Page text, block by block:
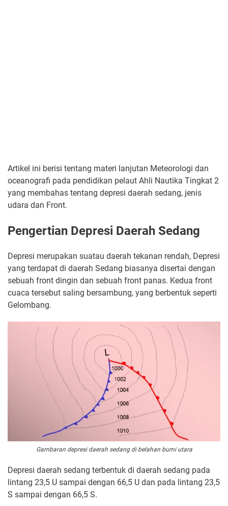
Artikel ini berisi tentang materi lanjutan Meteorologi dan
oceanografi pada pendidikan pelaut Ahli Nautika Tingkat 2
yang membahas tentang depresi daerah sedang, jenis
udara dan Front.
Pengertian Depresi Daerah Sedang
Depresi merupakan suatau daerah tekanan rendah, Depresi
yang terdapat di daerah Sedang biasanya disertai dengan
sebuah front dingin dan sebuah front panas. Kedua front
cuaca tersebut saling bersambung, yang berbentuk seperti
Gelombang.
Gambaran depresi daerah sedang di belahan bumi utara
Depresi daerah sedang terbentuk di daerah sedang pada
lintang 23,5 U sampai dengan 66,5 U dan pada lintang 23,5
S sampai dengan 66,5 S.